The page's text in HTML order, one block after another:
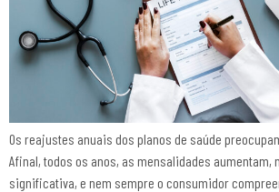
Os reajustes anuais dos planos de saúde
Afinal, todos os anos, as mensalidades aumentam,
significativa, e nem sempre o consumidor